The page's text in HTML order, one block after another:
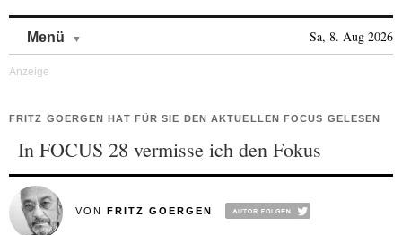
Menü Sa, 8. Aug 2026
FRITZ GOERGEN HAT FÜR SIE DEN AKTUELLEN FOCUS GELESEN
In FOCUS 28 vermisse ich den Fokus
VON FRITZ GOERGEN